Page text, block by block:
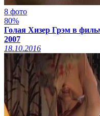
8 фото
80%
Голая Хизер Грэм в
2007
18.10.2016